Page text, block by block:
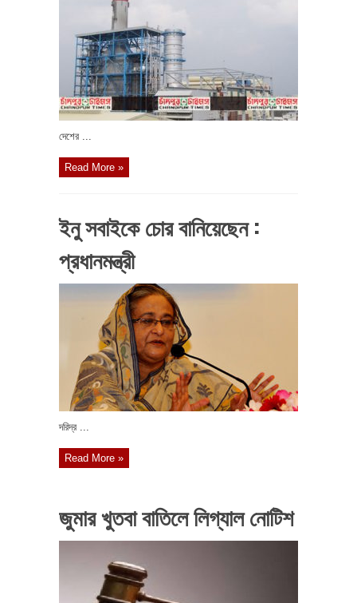
দেশের ...
Read More »
ইনু সবাইকে চোর বানিয়েছেন :
প্রধানমন্ত্রী
দরিদ্র ...
Read More »
জুমার খুতবা বাতিলে লিগ্যাল নোটিশ